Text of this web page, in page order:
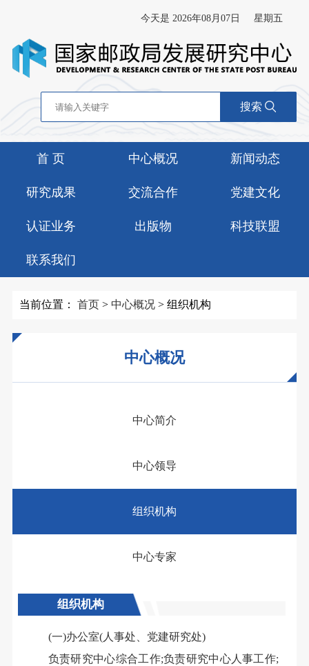
今天是 2026年08月07日 星期五
搜索
首 页 中心概况 新闻动态
研究成果 交流合作 党建文化
认证业务 出版物 科技联盟
联系我们
当前位置： 首页> 中心概况> 组织机构
中心概况
中心简介
中心领导
组织机构
中心专家
组织机构
(一)办公室(人事处、党建研究处)
负责研究中心综合工作;负责研究中心人事工作;